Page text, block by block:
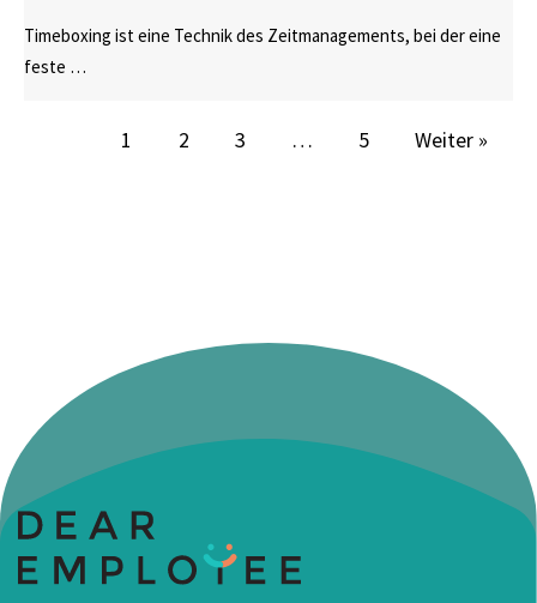
Timeboxing ist eine Technik des Zeitmanagements, bei der eine
feste …
1 2 3 … 5 Weiter »